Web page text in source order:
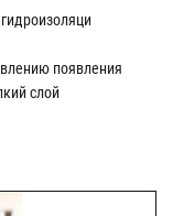
появления
слой